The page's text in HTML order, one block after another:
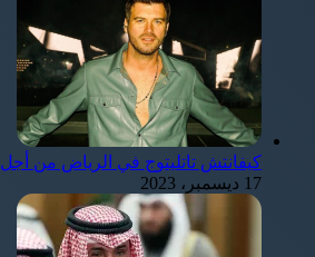
كيفانتش تاتليتوج في الرياض من أجل Middle Beast
17 ديسمبر، 2023